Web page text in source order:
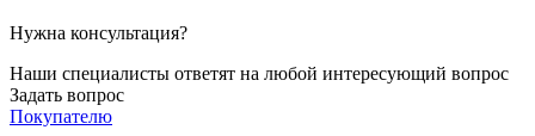
Нужна консультация?
Наши специалисты ответят на любой интересующий вопрос
Задать вопрос
Покупателю